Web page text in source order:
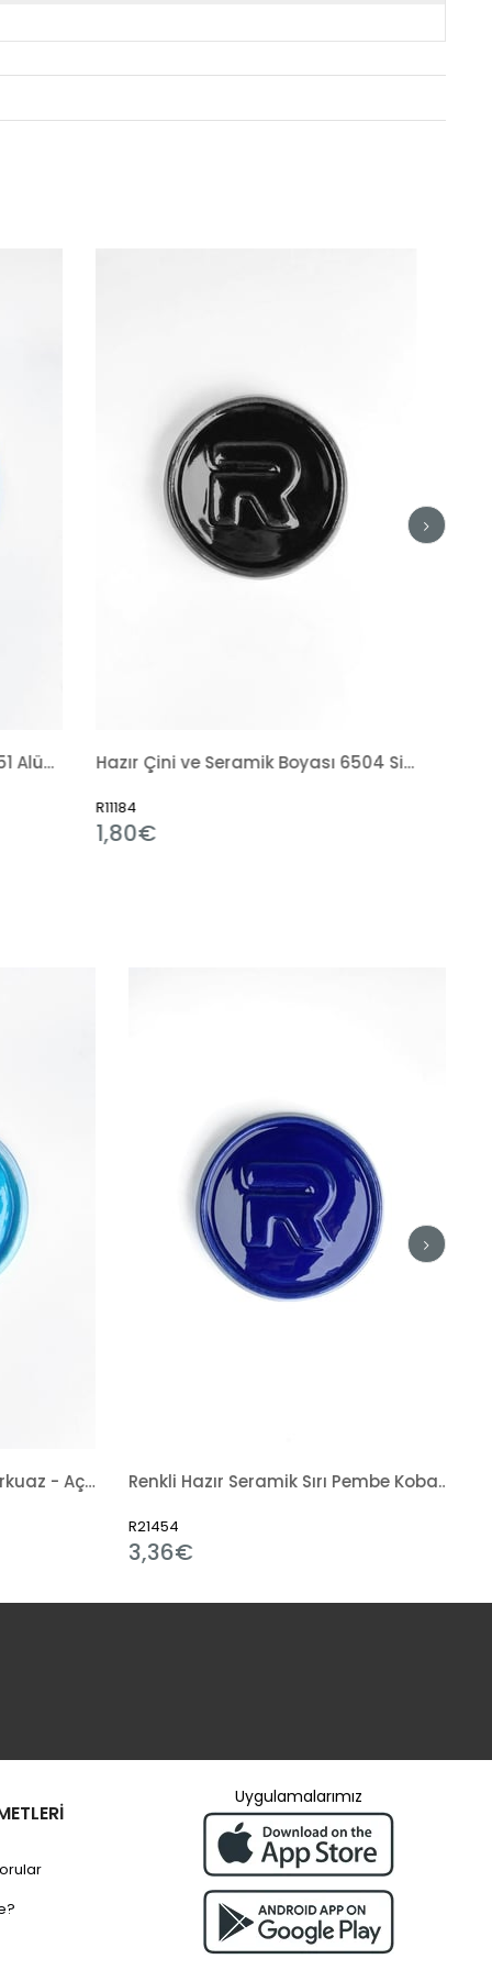
Hazır Çini ve Seramik Boyası 6504 Siyah Tahrir Sırlama Fırçası
Renkli Hazır Seramik Sırı Turkuaz - Açık Mavi - Boncuk Mavi 862-5 (1050 °C) Renkli Hazır Seramik Sırı Pembe Kobalt 880-5 (1050 °C)
R21454
3,36€
Uygulamalarımız